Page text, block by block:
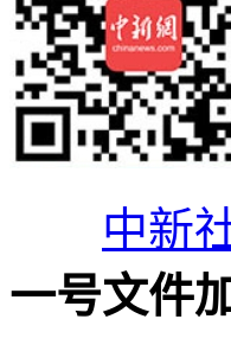
中新
一号文件